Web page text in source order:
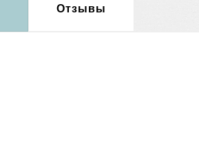
Отзывы